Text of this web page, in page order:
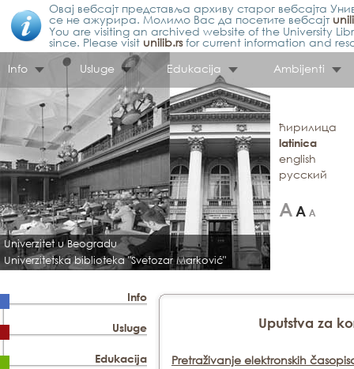
Овај вебсајт представља архиву старог вебсајта
се не ажурира. Молимо Вас да посетите вебсајт
You are visiting an archived website of the University
since. Please visit unilib.rsfor current information and
Info
Usluge Edukacija Ambijenti
Univerzitet u Beogradu
Univerzitetska biblioteka "Svetozar Marković"
ћирилица
latinica
english
русский
Info
Usluge
Edukacija
Uputstva za
Pretraživanje elektronskih